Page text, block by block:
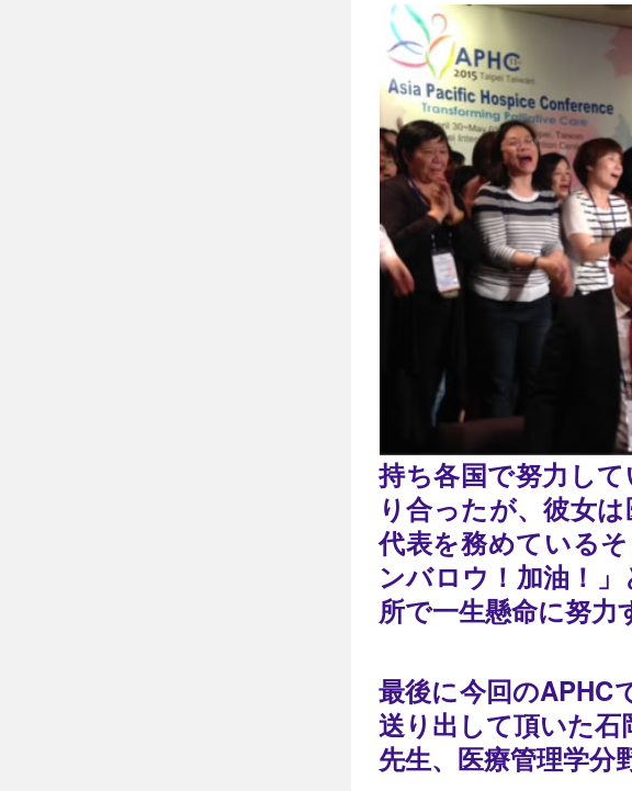
持ち各国で努力し
り合ったが、彼女
代表を務めている
ンバロウ！加油！
所で一生懸命に努力
最後に今回のAPHC
送り出して頂いた石
先生、医療管理学分